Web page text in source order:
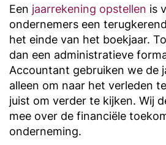
Een jaarrekening opstellen is
ondernemers een
het einde van het boekjaar.
dan een administratieve
Accountant gebruiken we de
alleen om naar het verleden
juist om verder te kijken. Wij
mee over de financiële
onderneming.